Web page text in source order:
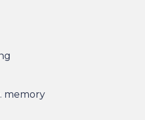
priser og vilkår, og vi
din nuværende bil i bytte,
memory